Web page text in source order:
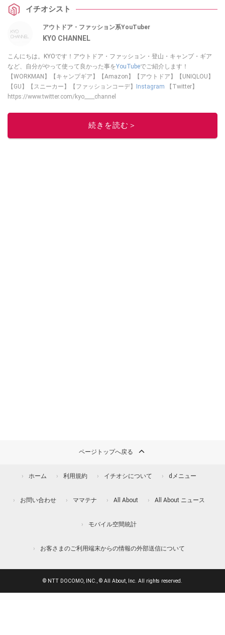
イチオシスト
アウトドア・ファッション系YouTuber
KYO CHANNEL
こんにちは。KYOです！アウトドア・ファッション・登山・キャンプ・ギア
など、自分がやって使って良かった事をYouTubeでご紹介します！
【WORKMAN】【キャンプギア】【Amazon】【アウトドア】【UNIQLOU】
【GU】【スニーカー】【ファッションコーデ】 Instagram 【Twitter】
https://www.twitter.com/kyo____channel
このイチオシストの他の記事を読む
続きを読む＞
ページトップへ戻る
ホーム 利用規約 イチオシについて dメニュー
お問い合わせ ママテナ All About All About ニュース
モバイル空間統計
お客さまのご利用端末からの情報の外部送信について
© NTT DOCOMO, INC., © All About, Inc. All rights reserved.